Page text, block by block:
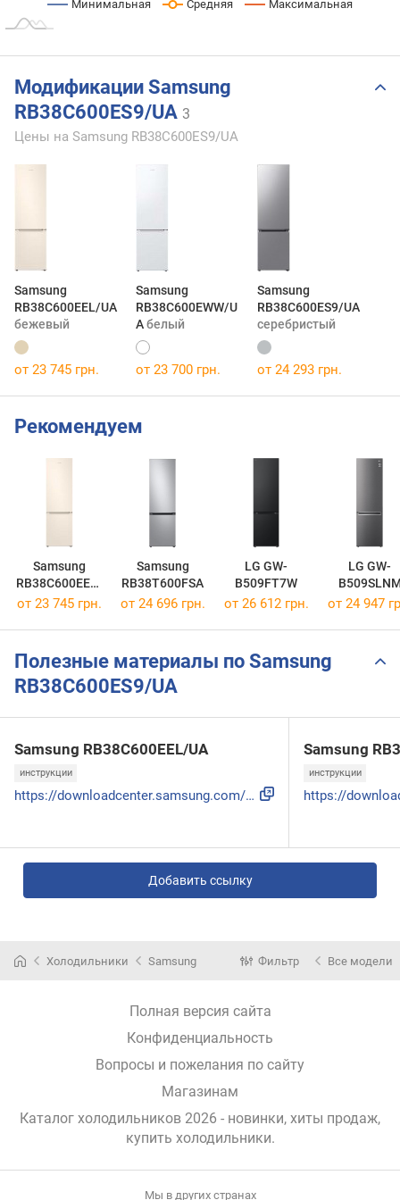
Минимальная Средняя Максимальная
Модификации Samsung
RB38C600ES9/UA 3
Цены на Samsung RB38C600ES9/UA
Samsung
RB38C600EEL/UA
бежевый
Samsung
RB38C600EWW/U
Aбелый
Samsung
RB38C600ES9/UA
серебристый
от 23 745 грн. от 23 700 грн. от 24 293 грн.
Рекомендуем
Samsung
RB38C600EEL/
UA
Samsung
RB38T600FSA
LG GW-
B509FT7W
LG GW-
от 23 745 грн. от 24 696 грн. от 26 612 грн. от 24 947
Полезные материалы по Samsung
RB38C600ES9/UA
Samsung RB38C600EEL/UA
инструкции
https://downloadcenter.samsung.com/content/UM/202009/202009...
Samsung
инструкции
Добавить ссылку
Холодильники Samsung Фильтр Все модели
Полная версия сайта
Конфиденциальность
Вопросы и пожелания по сайту
Магазинам
Каталог холодильников 2026 - новинки, хиты продаж,
купить холодильники.
Мы в других странах